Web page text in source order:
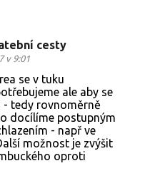
cesty
v 9:01
se v tuku
ale aby se
- tedy rovnoměrně
docílíme postupným
- např ve
možnost je zvýšit
oproti